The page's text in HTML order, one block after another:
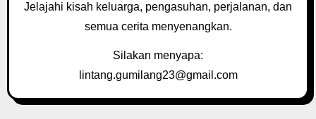
Jelajahi kisah keluarga, pengasuhan, perjalanan, dan
semua cerita menyenangkan.
Silakan menyapa:
lintang.gumilang23@gmail.com